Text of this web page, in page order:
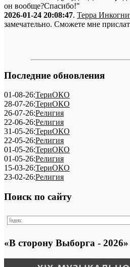
он вообще?Спасибо!"
2026-01-24 20:08:47. Терра
замечательно. Сможете мне
Последние обновления
01-08-26:ТериОКО
28-07-26:ТериОКО
26-07-26:Религия
22-06-26:Религия
31-05-26:ТериОКО
22-05-26:Религия
01-05-26:ТериОКО
01-05-26:Религия
15-03-26:ТериОКО
23-02-26:Религия
Поиск по сайту
«В сторону Выборга - 2026»